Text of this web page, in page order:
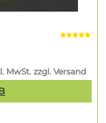
MwSt. zzgl. Versand